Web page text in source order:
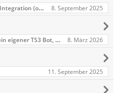
AI Assistent Game-Server Integration (ohne LLM) 8. September 2025
[Vorstellung] Agit Bot – mein eigener TS3 Bot, den ich mit KI-Unterstützung entwickelt habe 8. März 2026
11. September 2025